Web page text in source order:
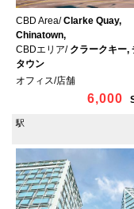
CBD Area/Clarke Quay,
Chinatown,
CBDエリア/ クラークキー,
タウン
オフィス/店舗
6,000
駅